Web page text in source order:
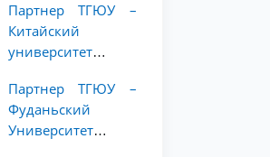
мобильности для
студентов 2–3
курсов ТГЮУ
академической
мобильности для
студентов 2–3
Партнер ТГЮУ –
Китайский
университет
и права объявляет
программу
академической
Партнер ТГЮУ –
Фуданьский
Университет